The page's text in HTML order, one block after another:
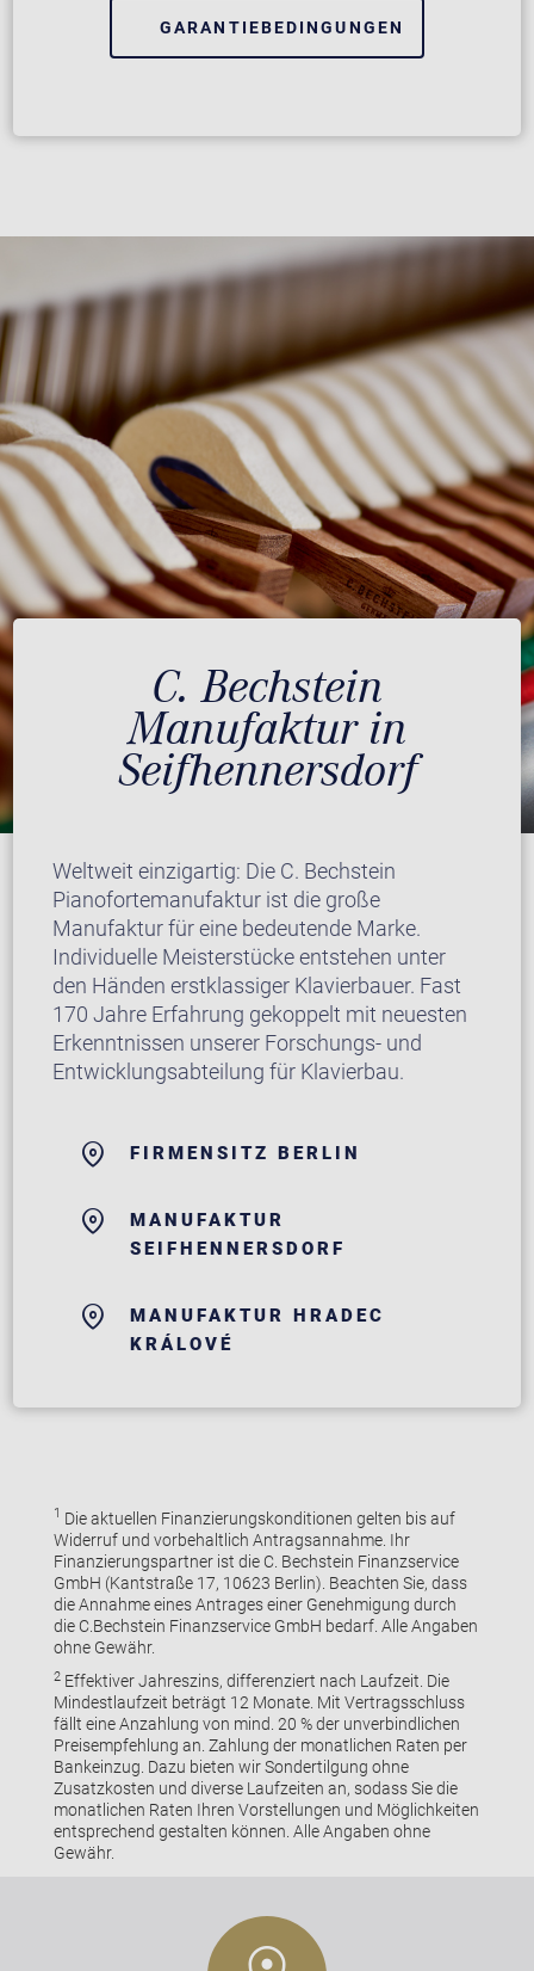
GARANTIEBEDINGUNGEN
C. Bechstein
Manufaktur in
Seifhennersdorf
Weltweit einzigartig: Die C. Bechstein
Pianofortemanufaktur ist die große
Manufaktur für eine bedeutende Marke.
Individuelle Meisterstücke entstehen unter
den Händen erstklassiger Klavierbauer. Fast
170 Jahre Erfahrung gekoppelt mit neuesten
Erkenntnissen unserer Forschungs- und
Entwicklungsabteilung für Klavierbau.
FIRMENSITZ BERLIN
MANUFAKTUR
SEIFHENNERSDORF
MANUFAKTUR HRADEC
KRÁLOVÉ
1 Die aktuellen Finanzierungskonditionen gelten bis auf
Widerruf und vorbehaltlich Antragsannahme. Ihr
Finanzierungspartner ist die C. Bechstein Finanzservice
GmbH (Kantstraße 17, 10623 Berlin). Beachten Sie, dass
die Annahme eines Antrages einer Genehmigung durch
die C.Bechstein Finanzservice GmbH bedarf. Alle Angaben
ohne Gewähr.
2Effektiver Jahreszins, differenziert nach Laufzeit. Die
Mindestlaufzeit beträgt 12 Monate. Mit Vertragsschluss
fällt eine Anzahlung von mind. 20 % der unverbindlichen
Preisempfehlung an. Zahlung der monatlichen Raten per
Bankeinzug. Dazu bieten wir Sondertilgung ohne
Zusatzkosten und diverse Laufzeiten an, sodass Sie die
monatlichen Raten Ihren Vorstellungen und Möglichkeiten
entsprechend gestalten können. Alle Angaben ohne
Gewähr.